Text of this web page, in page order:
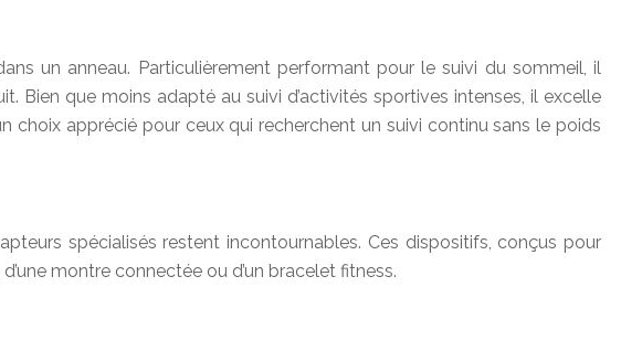
un anneau. Particulièrement performant pour le suivi du sommeil, il
que moins adapté au suivi d’activités sportives intenses, il excelle
choix apprécié pour ceux qui recherchent un suivi continu sans le poids
spécialisés restent incontournables. Ces dispositifs, conçus pour
montre connectée ou d’un bracelet fitness.